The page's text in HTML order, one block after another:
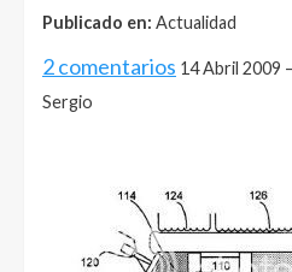
Publicado en: Actualidad
2 comentarios 14 Abril 2009
Sergio